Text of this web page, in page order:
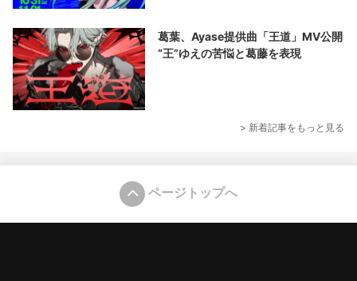
葛葉、Ayase提供曲「王道」MV公開
“王”ゆえの苦悩と葛藤を表現
> 新着記事をもっと見る
ページトップへ